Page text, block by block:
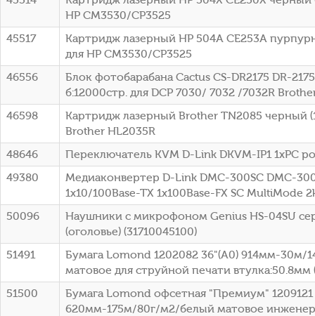
HP CM3530/CP3525
45517
Картридж лазерный HP 504A CE253A
для HP CM3530/CP3525
46556
Блок фотобарабана Cactus CS-DR2175 DR-
б:12000стр. для DCP 7030/ 7032 /7032R
46598
Картридж лазерный Brother TN2085 черный
Brother HL2035R
48646
Переключатель KVM D-Link DKVM-IP1 1xPC
49380
Медиаконвертер D-Link DMC-300SC DMC-
1x10/100Base-TX 1x100Base-FX SC MultiMode
50096
Наушники с микрофоном Genius HS-04SU
(оголовье) (31710045100)
51491
Бумага Lomond 1202082 36"(A0) 914мм-30м/
матовое для струйной печати втулка:50.8мм
51500
Бумага Lomond офсетная "Премиум" 1209121
620мм-175м/80г/м2/белый матовое